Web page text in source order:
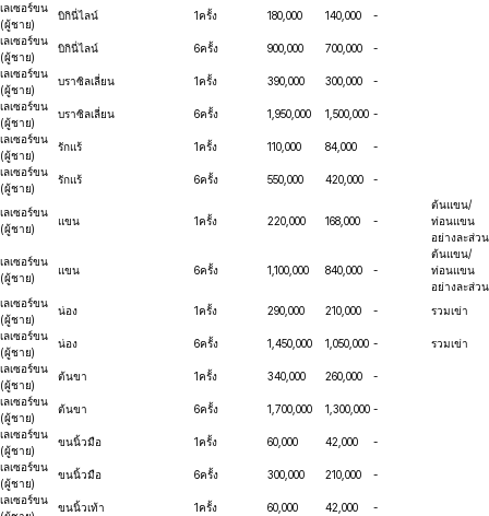
เลเซอร์ขน
(ผู้ชาย)
บิกินี่ไลน์ 1ครั้ง 180,000 140,000 -
เลเซอร์ขน
(ผู้ชาย)
บิกินี่ไลน์ 6ครั้ง 900,000 700,000 -
เลเซอร์ขน
(ผู้ชาย)
บราซิลเลี่ยน 1ครั้ง 390,000 300,000 -
เลเซอร์ขน
(ผู้ชาย)
บราซิลเลี่ยน 6ครั้ง 1,950,000 1,500,000 -
เลเซอร์ขน
(ผู้ชาย)
รักแร้ 1ครั้ง 110,000 84,000 -
เลเซอร์ขน
(ผู้ชาย)
รักแร้ 6ครั้ง 550,000 420,000 -
เลเซอร์ขน
(ผู้ชาย)
แขน 1ครั้ง 220,000 168,000 -
ต้นแขน/
ท่อนแขน
อย่างละส่วน
เลเซอร์ขน
(ผู้ชาย)
แขน 6ครั้ง 1,100,000 840,000 -
ต้นแขน/
ท่อนแขน
อย่างละส่วน
เลเซอร์ขน
(ผู้ชาย)
น่อง 1ครั้ง 290,000 210,000 - รวมเข่า
เลเซอร์ขน
(ผู้ชาย)
น่อง 6ครั้ง 1,450,000 1,050,000 - รวมเข่า
เลเซอร์ขน
(ผู้ชาย)
ต้นขา 1ครั้ง 340,000 260,000 -
เลเซอร์ขน
(ผู้ชาย)
ต้นขา 6ครั้ง 1,700,000 1,300,000 -
เลเซอร์ขน
(ผู้ชาย)
ขนนิ้วมือ 1ครั้ง 60,000 42,000 -
เลเซอร์ขน
(ผู้ชาย)
ขนนิ้วมือ 6ครั้ง 300,000 210,000 -
เลเซอร์ขน
ขนนิ้วเท้า 1ครั้ง 60,000 42,000 -